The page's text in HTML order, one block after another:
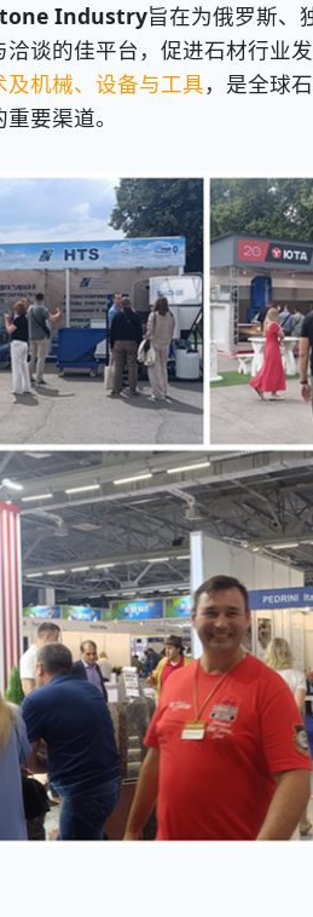
Industry旨在为俄罗斯、
谈的佳平台，促进石材行业
机械、设备与工具，是全球
要渠道。